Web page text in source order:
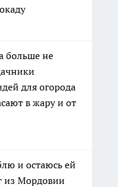
больше не
для огорода
в жару и от
и остаюсь ей
из Мордовии